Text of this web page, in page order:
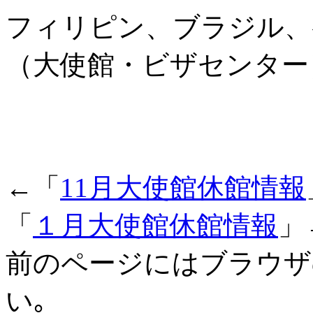
フィリピン、ブラジル
（大使館・ビザセンタ
←「 11月大使館休館情報
「 １月大使館休館情報
前のページにはブラウ
い｡